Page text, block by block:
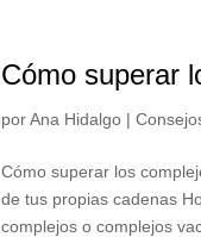
Cómo superar
porAna Hidalgo |
Cómo superar los
de tus propias cadenas
complejos o complejos